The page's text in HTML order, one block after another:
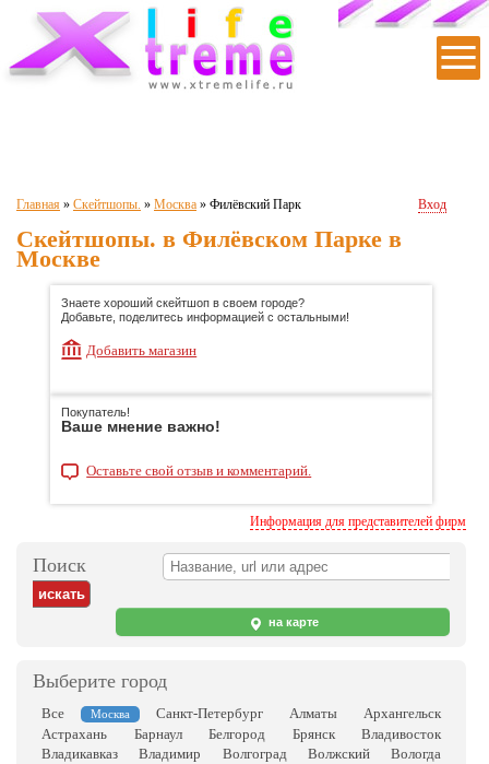
Главная » Скейтшопы. » Москва » Филёвский Парк Вход
Скейтшопы. в Филёвском Парке в
Москве
Знаете хороший скейтшоп в своем городе?
Добавьте, поделитесь информацией с остальными!
Добавить магазин
Покупатель!
Ваше мнение важно!
Оставьте свой отзыв и комментарий.
Информация для представителей фирм
Поиск
на карте
Выберите город
Все Москва Санкт-Петербург Алматы
Архангельск
Астрахань
Барнаул Белгород Брянск
Владивосток
Владикавказ
Владимир Волгоград Волжский
Вологда